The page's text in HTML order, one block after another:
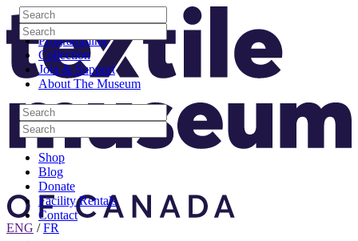
Skip to content
Visit
Programming
Collection
Join & Support
About The Museum
Search
Search
Search
Search
Shop
Blog
Donate
Facility Rentals
Contact
Search
Search
Search
Search
Site Logo
ENG /FR